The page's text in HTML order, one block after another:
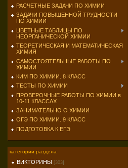
РАСЧЕТНЫЕ ЗАДАЧИ ПО ХИМИИ
ЗАДАЧИ ПОВЫШЕННОЙ ТРУДНОСТИ
ПО ХИМИИ
ЦВЕТНЫЕ ТАБЛИЦЫ ПО
НЕОРГАНИЧЕСКОЙ ХИМИИ
ТЕОРЕТИЧЕСКАЯ И МАТЕМАТИЧЕСКАЯ
ХИМИЯ
САМОСТОЯТЕЛЬНЫЕ РАБОТЫ ПО
ХИМИИ
КИМ ПО ХИМИИ. 8 КЛАСС
ТЕСТЫ ПО ХИМИИ
ПРОВЕРОЧНЫЕ РАБОТЫ ПО ХИМИИ в
10-11 КЛАССАХ
ЗАНИМАТЕЛЬНО О ХИМИИ
ОГЭ ПО ХИМИИ. 9 КЛАСС
ПОДГОТОВКА К ЕГЭ
категории раздела
ВИКТОРИНЫ [303]